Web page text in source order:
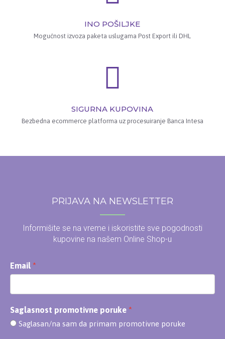
INO POŠILJKE
Mogućnost izvoza paketa uslugama Post Export ili DHL
SIGURNA KUPOVINA
Bezbedna ecommerce platforma uz procesuiranje Banca Intesa
PRIJAVA NA NEWSLETTER
Informišite se na vreme i iskoristite sve pogodnosti
kupovine na našem Online Shop-u
Email
Saglasnost promotivne poruke
Saglasan/na sam da primam promotivne poruke